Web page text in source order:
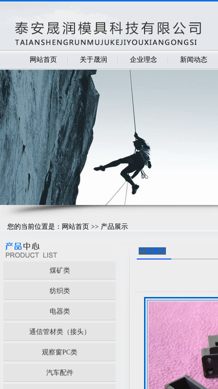
网站首页 关于晟润 企业理念 新闻动态
您的当前位置是： 网站首页 >> 产品展示
煤矿类
纺织类
电器类
通信管材类（接头）
观察窗PC类
汽车配件
产品展示